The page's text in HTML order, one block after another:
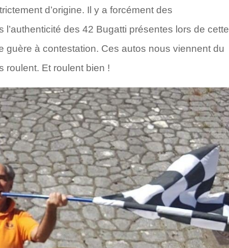
d’origine. Il y a forcément des
des 42 Bugatti présentes lors de cette
guère à contestation. Ces autos nous viennent du
roulent. Et roulent bien !